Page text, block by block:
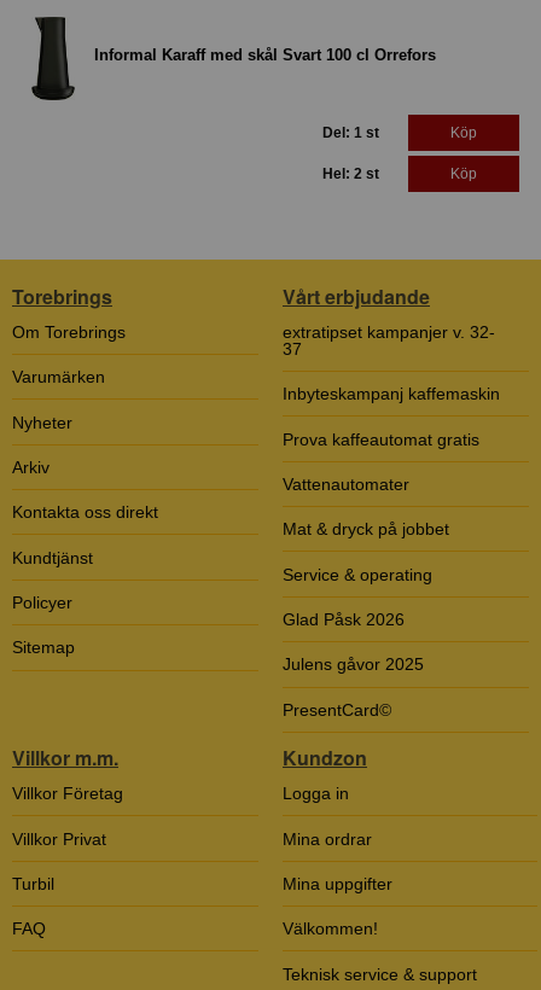
Informal Karaff med skål Svart 100 cl Orrefors
Del: 1 st Köp
Hel: 2 st Köp
Torebrings
Om Torebrings
Varumärken
Nyheter
Arkiv
Kontakta oss direkt
Kundtjänst
Policyer
Sitemap
Vårt erbjudande
extratipset kampanjer v. 32-
37
Inbyteskampanj kaffemaskin
Prova kaffeautomat gratis
Vattenautomater
Mat & dryck på jobbet
Service & operating
Glad Påsk 2026
Julens gåvor 2025
PresentCard©
Villkor m.m.
Villkor Företag
Villkor Privat
Turbil
FAQ
Kundzon
Logga in
Mina ordrar
Mina uppgifter
Välkommen!
Teknisk service & support